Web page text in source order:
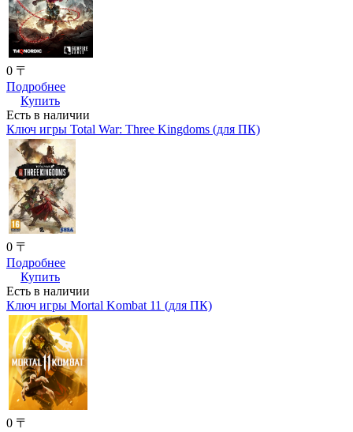
0 〒
Подробнее
Купить
Есть в наличии
Ключ игры Total War: Three Kingdoms (для ПК)
0 〒
Подробнее
Купить
Есть в наличии
Ключ игры Mortal Kombat 11 (для ПК)
0 〒